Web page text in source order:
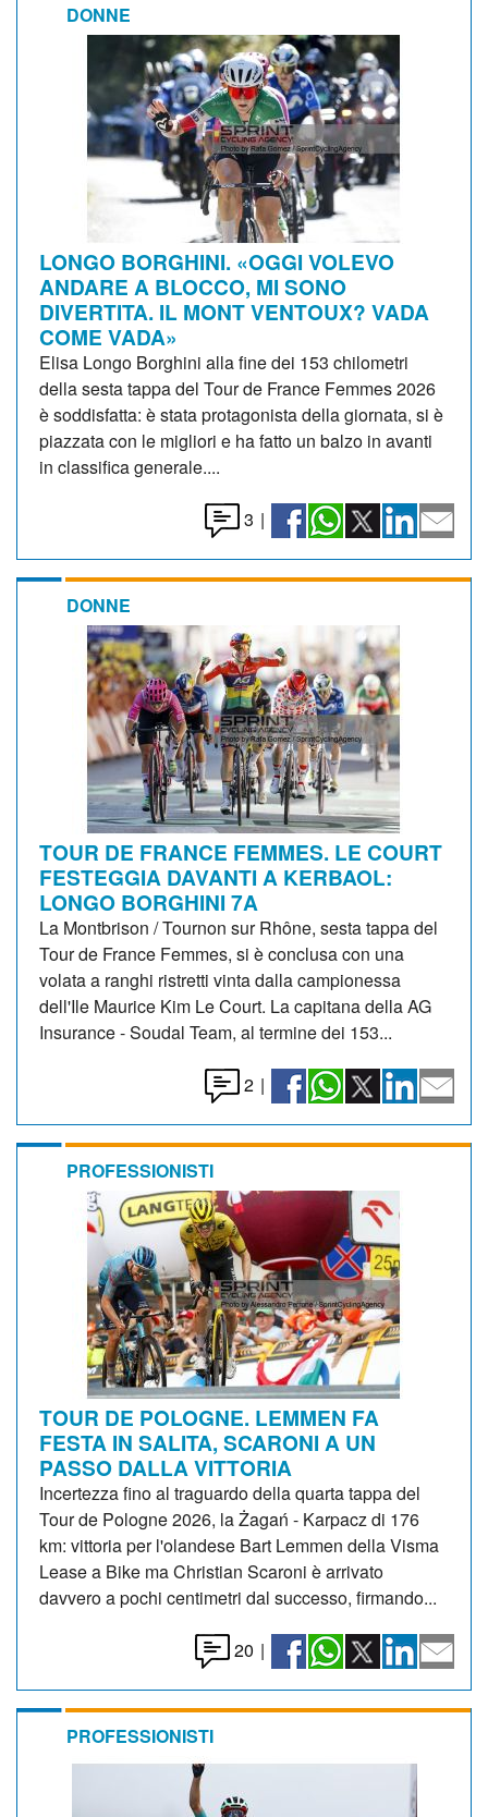
DONNE
LONGO BORGHINI. «OGGI VOLEVO
ANDARE A BLOCCO, MI SONO
DIVERTITA. IL MONT VENTOUX? VADA
COME VADA»
Elisa Longo Borghini alla fine dei 153 chilometri
della sesta tappa del Tour de France Femmes 2026
è soddisfatta: è stata protagonista della giornata, si è
piazzata con le migliori e ha fatto un balzo in avanti
in classifica generale....
3 |
DONNE
TOUR DE FRANCE FEMMES. LE COURT
FESTEGGIA DAVANTI A KERBAOL:
LONGO BORGHINI 7A
La Montbrison / Tournon sur Rhône, sesta tappa del
Tour de France Femmes, si è conclusa con una
volata a ranghi ristretti vinta dalla campionessa
dell'Ile Maurice Kim Le Court. La capitana della AG
Insurance - Soudal Team, al termine dei 153...
2 |
PROFESSIONISTI
TOUR DE POLOGNE. LEMMEN FA
FESTA IN SALITA, SCARONI A UN
PASSO DALLA VITTORIA
Incertezza fino al traguardo della quarta tappa del
Tour de Pologne 2026, la Żagań - Karpacz di 176
km: vittoria per l'olandese Bart Lemmen della Visma
Lease a Bike ma Christian Scaroni è arrivato
davvero a pochi centimetri dal successo, firmando...
20 |
PROFESSIONISTI